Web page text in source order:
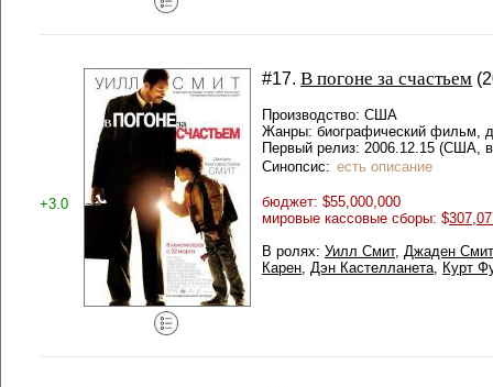
+3.0
#17. В погоне за счастьем
Производство: США
Жанры: биографический фильм,
Первый релиз: 2006.12.15 (США,
Синопсис: есть описание
бюджет: $55,000,000
мировые кассовые сборы: $
В ролях: Уилл Смит, Джаден Смит
Карен, Дэн Кастелланета, Курт